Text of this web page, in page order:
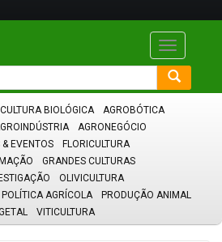
Toggle
BIOLÓGICA
AGROBÓTICA
AGRONEGÓCIO
& EVENTOS
FLORICULTURA
GRANDES CULTURAS
OLIVICULTURA
POLÍTICA AGRÍCOLA
PRODUÇÃO ANIMAL
VITICULTURA